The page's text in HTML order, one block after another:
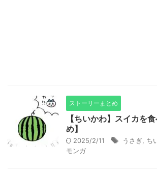
ストーリーまとめ
【ちいかわ】スイカを
め】
2025/2/11 うさぎ ち
モンガ